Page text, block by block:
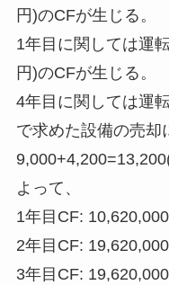
円)のCFが生じる。
1年目に関しては運
円)のCFが生じる。
4年目に関しては運
で求めた設備の売却
よって、
1年目CF:
2年目CF:
3年目CF: